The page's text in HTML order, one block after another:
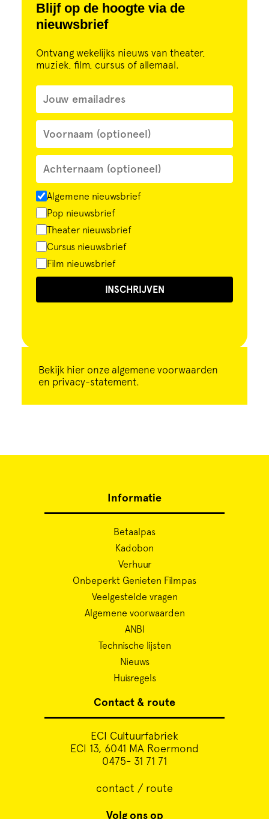
Blijf op de hoogte via de
nieuwsbrief
Ontvang wekelijks nieuws van theater,
muziek, film, cursus of allemaal.
Algemene nieuwsbrief
Pop nieuwsbrief
Theater nieuwsbrief
Cursus nieuwsbrief
Film nieuwsbrief
INSCHRIJVEN
Bekijk hier onze algemene voorwaarden
en privacy-statement.
Informatie
Betaalpas
Kadobon
Verhuur
Onbeperkt Genieten Filmpas
Veelgestelde vragen
Algemene voorwaarden
ANBI
Technische lijsten
Nieuws
Huisregels
Contact & route
ECI Cultuurfabriek
ECI 13, 6041 MA Roermond
0475- 31 71 71
contact / route
Volg ons op